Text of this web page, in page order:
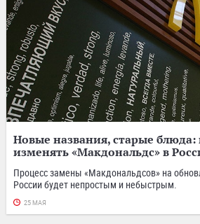
Новые названия, старые блюда:
изменять «Макдональдс» в
Процесс замены «Макдональдсов» на
России будет непростым и небыстрым.
25 МАЯ